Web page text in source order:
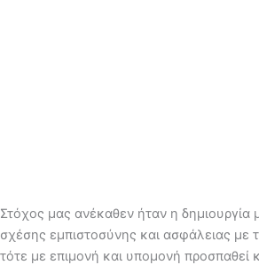
Στόχος μας ανέκαθεν ήταν η δημιουργία
σχέσης εμπιστοσύνης και ασφάλειας με
τότε με επιμονή και υπομονή προσπαθεί